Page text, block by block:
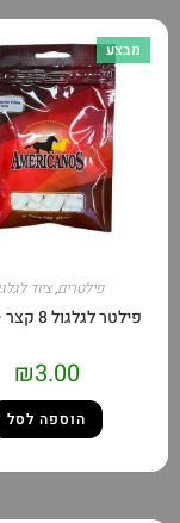
מבצע
פילטרים,ציוד
פילטר לגלגול 8 קצר – 8/15
₪3.00
הוספה לסל